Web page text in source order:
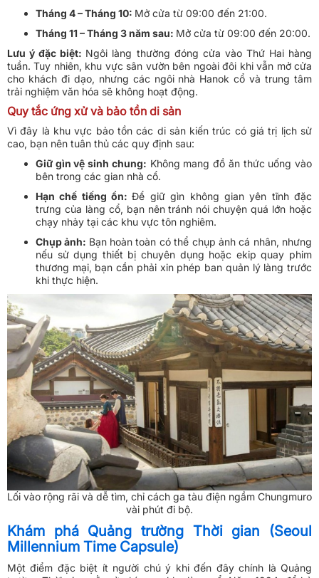
Tháng 4 – Tháng 10: Mở cửa từ 09:00 đến 21:00.
Tháng 11 – Tháng 3 năm sau: Mở cửa từ 09:00 đến 20:00.
Lưu ý đặc biệt: Ngôi làng thường đóng cửa vào Thứ Hai hàng
tuần. Tuy nhiên, khu vực sân vườn bên ngoài đôi khi vẫn mở cửa
cho khách đi dạo, nhưng các ngôi nhà Hanok cổ và trung tâm
trải nghiệm văn hóa sẽ không hoạt động.
Quy tắc ứng xử và bảo tồn di sản
Vì đây là khu vực bảo tồn các di sản kiến trúc có giá trị lịch sử
cao, bạn nên tuân thủ các quy định sau:
Giữ gìn vệ sinh chung: Không mang đồ ăn thức uống vào
bên trong các gian nhà cổ.
Hạn chế tiếng ồn:Để giữ gìn không gian yên tĩnh đặc
trưng của làng cổ, bạn nên tránh nói chuyện quá lớn hoặc
chạy nhảy tại các khu vực tôn nghiêm.
Chụp ảnh: Bạn hoàn toàn có thể chụp ảnh cá nhân, nhưng
nếu sử dụng thiết bị chuyên dụng hoặc ekip quay phim
thương mại, bạn cần phải xin phép ban quản lý làng trước
khi thực hiện.
Lối vào rộng rãi và dễ tìm, chỉ cách ga tàu điện ngầm Chungmuro
vài phút đi bộ.
Khám phá Quảng trường Thời gian (Seoul
Millennium Time Capsule)
Một điểm đặc biệt ít người chú ý khi đến đây chính là Quảng